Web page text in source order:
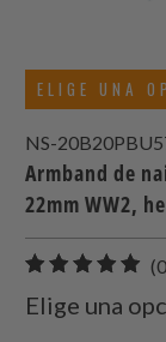
ELIGE UNA
NS-
Armband de
22mm WW2,
Elige una